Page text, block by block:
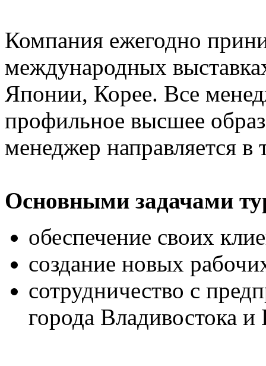
Компания ежегодно
международных
Японии, Корее. Все
профильное высшее
менеджер направляется
Основными задачами
обеспечение своих
создание новых
сотрудничество с
города Владивостока